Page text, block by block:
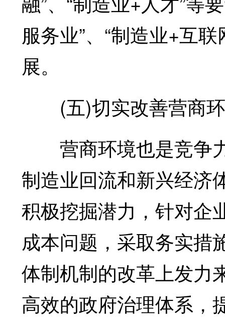
服务业”、“制造业+互
展。
(五)切实改善营商
营商环境也是竞争
制造业回流和新兴经济
积极挖掘潜力，针对企
成本问题，采取务实措
体制机制的改革上发力
高效的政府治理体系，